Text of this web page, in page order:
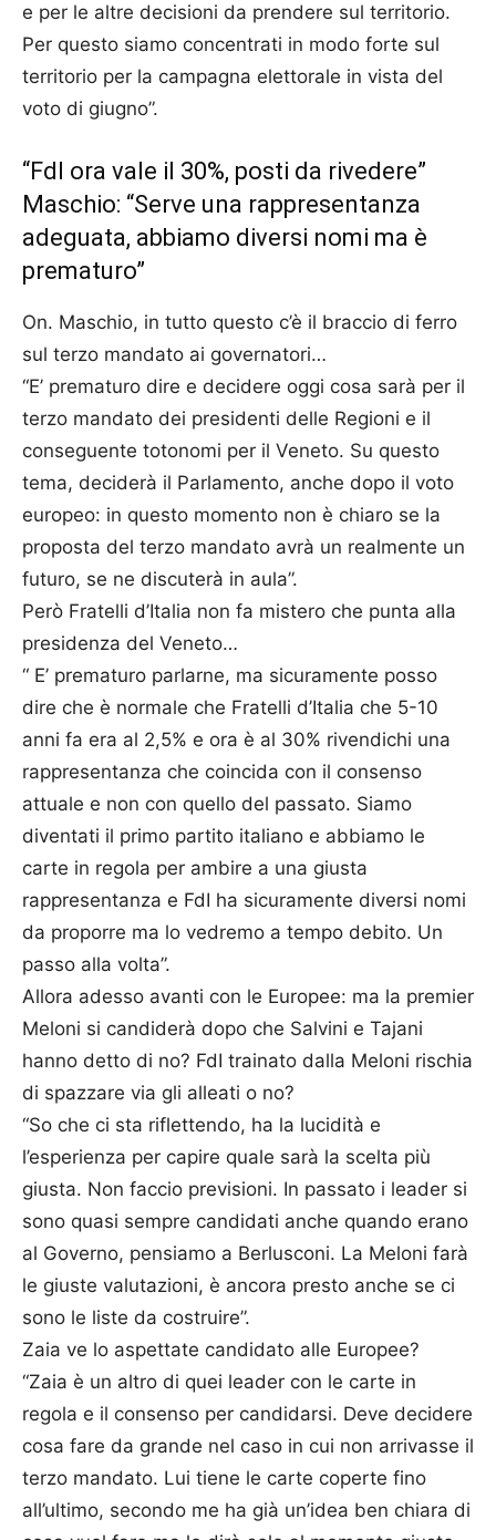
e per le altre decisioni da prendere sul territorio.
Per questo siamo concentrati in modo forte sul
territorio per la campagna elettorale in vista del
voto di giugno”.
“FdI ora vale il 30%, posti da rivedere”
Maschio: “Serve una rappresentanza
adeguata, abbiamo diversi nomi ma è
prematuro”
On. Maschio, in tutto questo c’è il braccio di ferro
sul terzo mandato ai governatori…
“E’ prematuro dire e decidere oggi cosa sarà per il
terzo mandato dei presidenti delle Regioni e il
conseguente totonomi per il Veneto. Su questo
tema, deciderà il Parlamento, anche dopo il voto
europeo: in questo momento non è chiaro se la
proposta del terzo mandato avrà un realmente un
futuro, se ne discuterà in aula”.
Però Fratelli d’Italia non fa mistero che punta alla
presidenza del Veneto…
“ E’ prematuro parlarne, ma sicuramente posso
dire che è normale che Fratelli d’Italia che 5-10
anni fa era al 2,5% e ora è al 30% rivendichi una
rappresentanza che coincida con il consenso
attuale e non con quello del passato. Siamo
diventati il primo partito italiano e abbiamo le
carte in regola per ambire a una giusta
rappresentanza e FdI ha sicuramente diversi nomi
da proporre ma lo vedremo a tempo debito. Un
passo alla volta”.
Allora adesso avanti con le Europee: ma la premier
Meloni si candiderà dopo che Salvini e Tajani
hanno detto di no? FdI trainato dalla Meloni rischia
di spazzare via gli alleati o no?
“So che ci sta riflettendo, ha la lucidità e
l’esperienza per capire quale sarà la scelta più
giusta. Non faccio previsioni. In passato i leader si
sono quasi sempre candidati anche quando erano
al Governo, pensiamo a Berlusconi. La Meloni farà
le giuste valutazioni, è ancora presto anche se ci
sono le liste da costruire”.
Zaia ve lo aspettate candidato alle Europee?
“Zaia è un altro di quei leader con le carte in
regola e il consenso per candidarsi. Deve decidere
cosa fare da grande nel caso in cui non arrivasse il
terzo mandato. Lui tiene le carte coperte fino
all’ultimo, secondo me ha già un’idea ben chiara di